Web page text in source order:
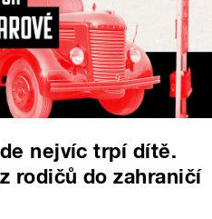
nejvíc trpí dítě.
rodičů do zahraničí